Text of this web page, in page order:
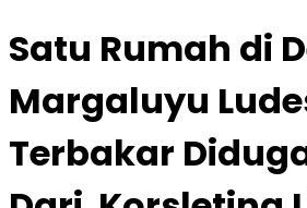
Satu Rumah di
Margaluyu
Terbakar